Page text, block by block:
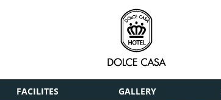
FACILITES GALLERY